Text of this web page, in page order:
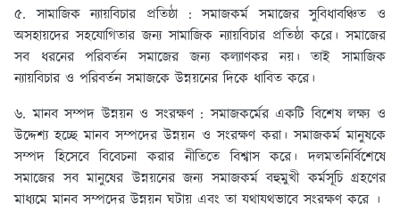
৫. সামাজিক ন্যায়বিচার প্রতিষ্ঠা : সমাজকর্ম সমাজের সুবিধাবঞ্চিত ও
অসহায়দের সহযোগিতার জন্য সামাজিক ন্যায়বিচার প্রতিষ্ঠা করে। সমাজের
সব ধরনের পরিবর্তন সমাজের জন্য কল্যাণকর নয়। তাই সামাজিক
ন্যায়বিচার ও পরিবর্তন সমাজকে উন্নয়নের দিকে ধাবিত করে।
৬. মানব সম্পদ উন্নয়ন ও সংরক্ষণ :সমাজকর্মের একটি বিশেষ লক্ষ্য ও
উদ্দেশ্য হচ্ছে মানব সম্পদের উন্নয়ন ও সংরক্ষণ করা। সমাজকর্ম মানুষকে
সম্পদ হিসেবে বিবেচনা করার নীতিতে বিশ্বাস করে। দলমতনির্বিশেষে
সমাজের সব মানুষের উন্নয়নের জন্য সমাজকর্ম বহুমুখী কর্মসূচি গ্রহণের
মাধ্যমে মানব সম্পদের উন্নয়ন ঘটায় এবং তা যথাযথভাবে সংরক্ষণ করে ।